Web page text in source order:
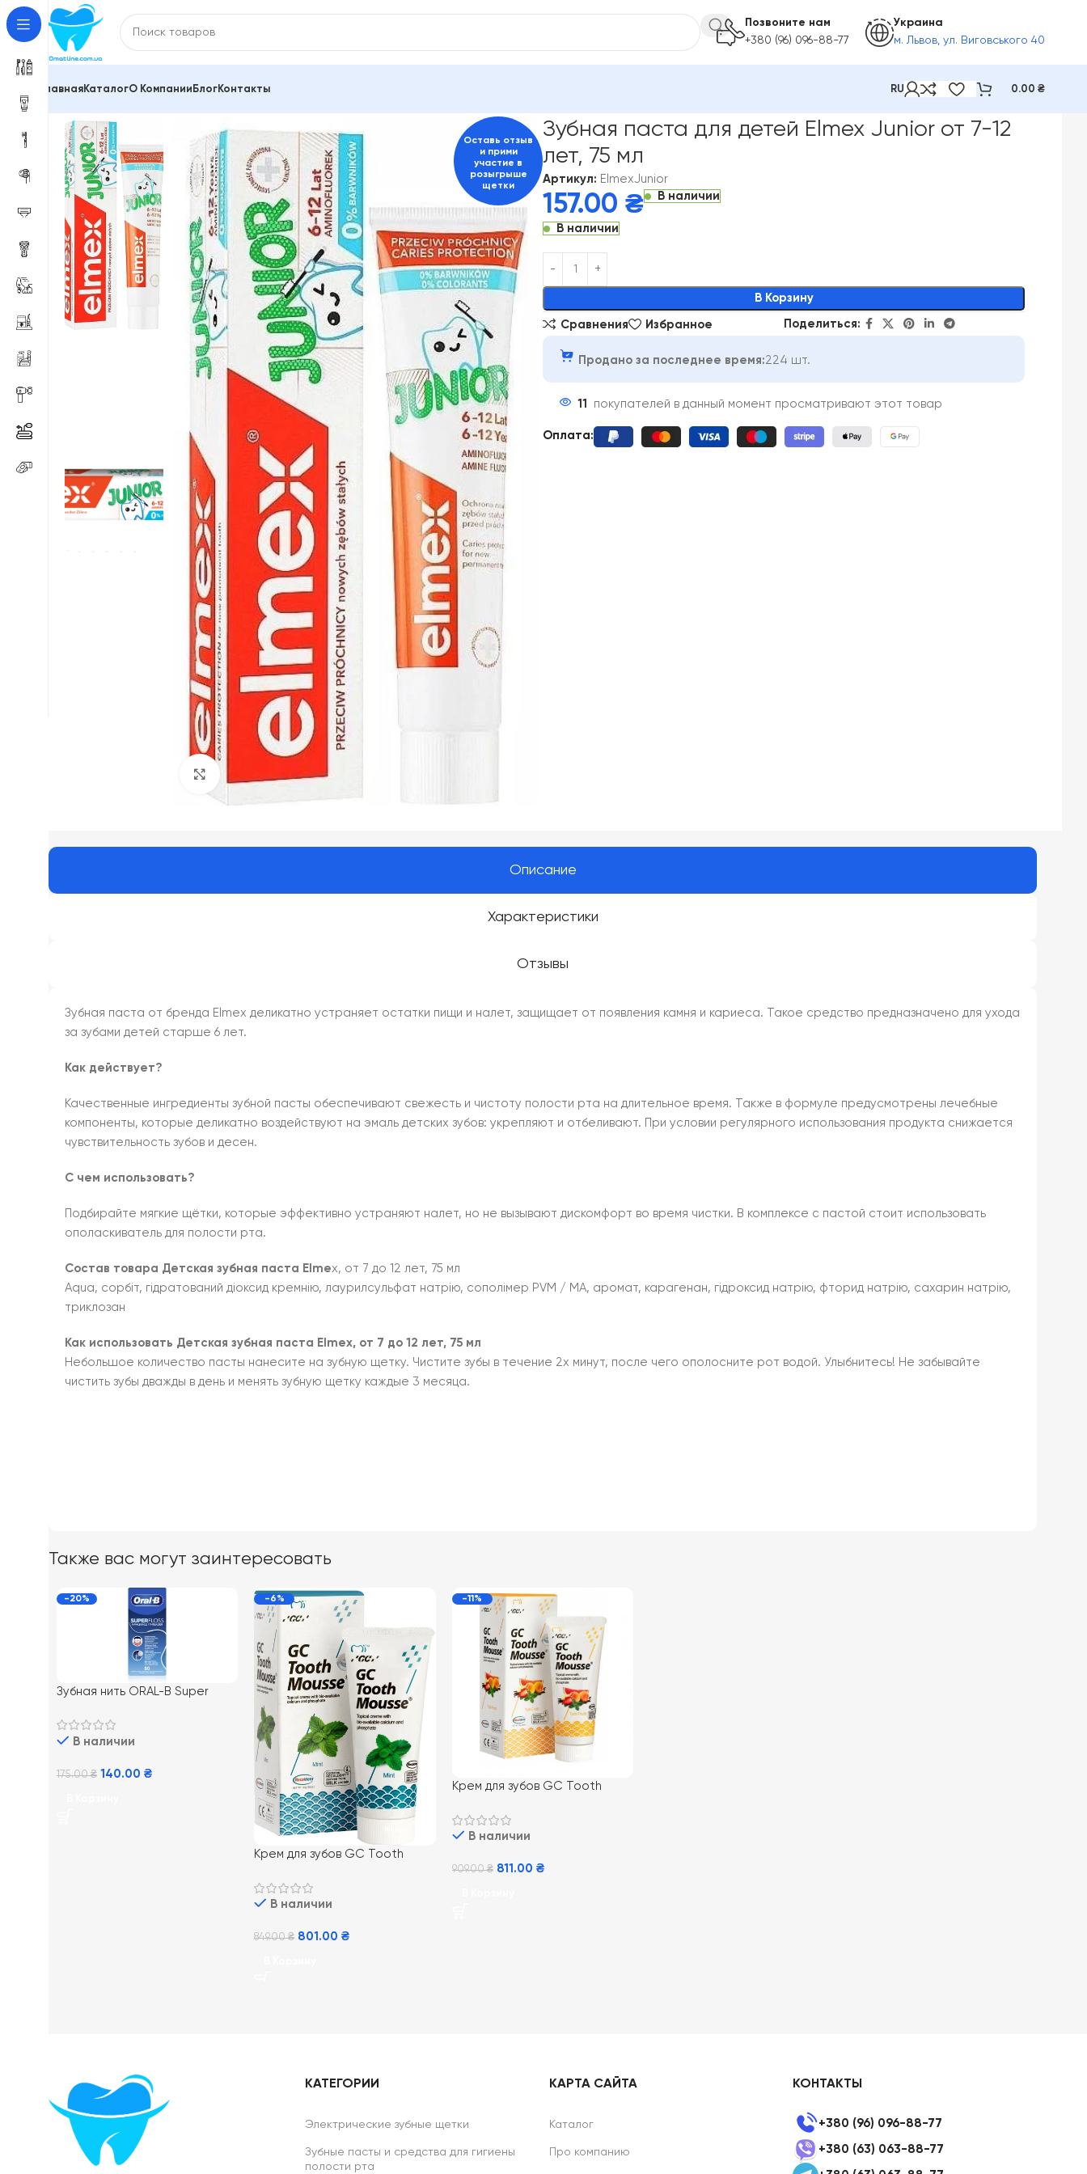
Позвоните нам
+380 (96) 096-88-77
Украина
м. Львов, ул. Виговського 40
ГлавнаяКаталогО Компании БлогКонтакты RU 0.00 ₴
Click to enlarge
Оставь отзыв
и прими
участие в
розыгрыше
щетки
Зубная паста для детей Elmex Junior от 7-12
лет, 75 мл
Артикул: ElmexJunior
157.00 ₴ В наличии
В наличии
В Корзину
Alternative:
Сравнения Избранное Поделиться:
Продано за последнее время:224 шт.
11 покупателей в данный момент просматривают этот товар
Оплата:
Описание
Характеристики
Отзывы
Зубная паста от бренда Elmex деликатно устраняет остатки пищи и налет, защищает от появления камня и кариеса. Такое средство предназначено для ухода
за зубами детей старше 6 лет.
Как действует?
Качественные ингредиенты зубной пасты обеспечивают свежесть и чистоту полости рта на длительное время. Также в формуле предусмотрены лечебные
компоненты, которые деликатно воздействуют на эмаль детских зубов: укрепляют и отбеливают. При условии регулярного использования продукта снижается
чувствительность зубов и десен.
С чем использовать?
Подбирайте мягкие щётки, которые эффективно устраняют налет, но не вызывают дискомфорт во время чистки. В комплексе с пастой стоит использовать
ополаскиватель для полости рта.
Состав товара Детская зубная паста Elmex, от 7 до 12 лет, 75 мл
Aqua, сорбіт, гідратований діоксид кремнію, лаурилсульфат натрію, сополімер PVM / MA, аромат, карагенан, гідроксид натрію, фторид натрію, сахарин натрію,
триклозан
Как использовать Детская зубная паста Elmex, от 7 до 12 лет, 75 мл
Небольшое количество пасты нанесите на зубную щетку. Чистите зубы в течение 2х минут, после чего ополосните рот водой. Улыбнитесь! Не забывайте
чистить зубы дважды в день и менять зубную щетку каждые 3 месяца.
Также вас могут заинтересовать
-20%
Зубная нить ORAL-B Super
В наличии
175.00₴ 140.00 ₴
-6%
Крем для зубов GC Tooth
В наличии
849.00₴ 801.00₴
-11%
Крем для зубов GC Tooth
Тутти Фрутти
В наличии
909.00₴ 811.00 ₴
КАТЕГОРИИ
Электрические зубные щетки
Зубные пасты и средства для гигиены
полости рта
КАРТА САЙТА
Каталог
Про компанию
КОНТАКТЫ
+380 (96) 096-88-77
+380 (63) 063-88-77